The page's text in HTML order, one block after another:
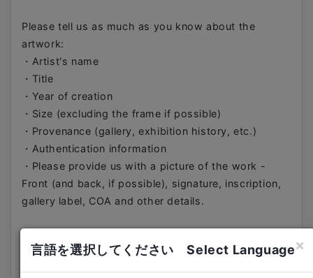
Please tell us as much as you know about the
artwork:
・Artist's name
・Title
・Year of creation
・Size (excluding the frame if possible)
・Provenance (gallery, exhibition history, etc.)
・Authentication information
・Please provide us with a picture of the work -
Front (and back, if possible), signature, inscription,
gallery label, COA and other details.
Contact:
言語を選択してください Select Language×